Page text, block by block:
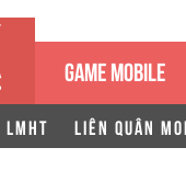
GAME MOBILE
LMHT LIÊN QUÂN